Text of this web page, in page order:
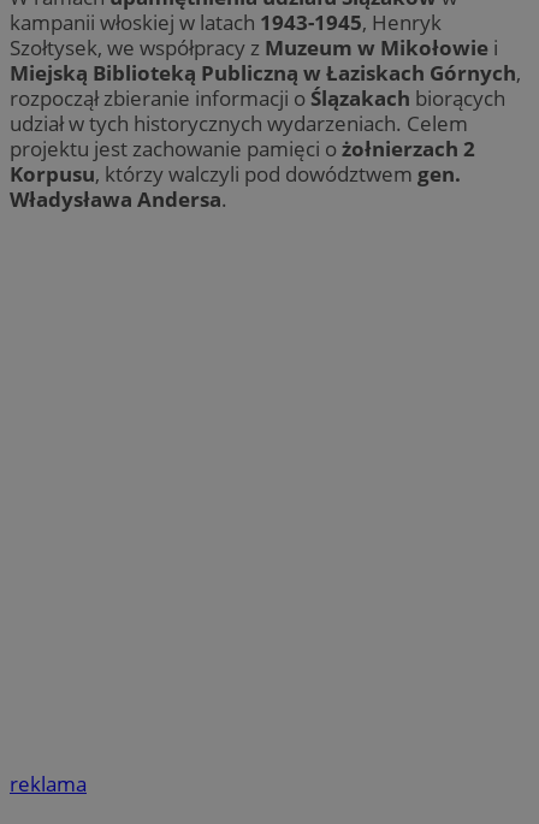
kampanii włoskiej w latach 1943-1945, Henryk
Szołtysek, we współpracy z Muzeum w Mikołowie i
Miejską Biblioteką Publiczną w Łaziskach Górnych,
rozpoczął zbieranie informacji o Ślązakach biorących
udział w tych historycznych wydarzeniach. Celem
projektu jest zachowanie pamięci ożołnierzach 2
Korpusu, którzy walczyli pod dowództwem gen.
Władysława Andersa.
reklama